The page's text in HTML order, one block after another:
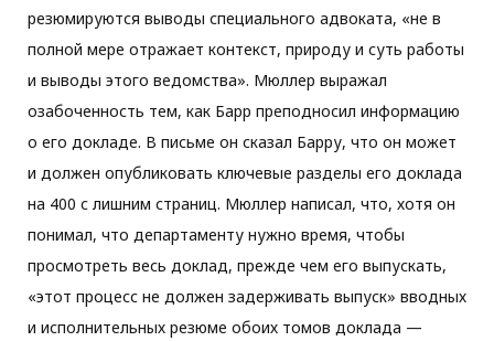
резюмируются выводы специального адвоката, «не в
полной мере отражает контекст, природу и суть работы
и выводы этого ведомства». Мюллер выражал
озабоченность тем, как Барр преподносил информацию
о его докладе. В письме он сказал Барру, что он может
и должен опубликовать ключевые разделы его доклада
на 400 с лишним страниц. Мюллер написал, что, хотя он
понимал, что департаменту нужно время, чтобы
просмотреть весь доклад, прежде чем его выпускать,
«этот процесс не должен задерживать выпуск» вводных
и исполнительных резюме обоих томов доклада —